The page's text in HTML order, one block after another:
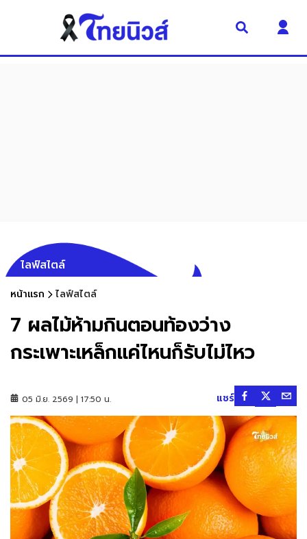
ไลฟ์สไตล์
หน้าแรก ไลฟ์สไตล์
7 ผลไม้ห้ามกินตอนท้องว่าง
กระเพาะเหล็กแค่ไหนก็รับไม่ไหว
05 มิ.ย. 2569 | 17:50 น. แชร์